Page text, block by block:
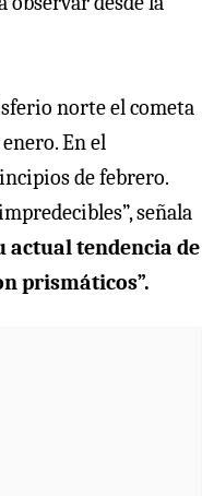
norte el cometa
En el
de febrero.
señala
actual tendencia de
prismáticos”.